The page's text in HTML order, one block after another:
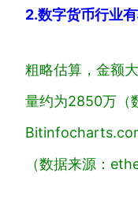
2.数字货币行业
粗略估算，金额
量约为2850万（
（数据来源：